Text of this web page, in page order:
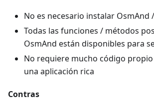
No es necesario instalar OsmAnd
Todas las funciones / métodos
OsmAnd están disponibles para
No requiere mucho código
una aplicación rica
Contras